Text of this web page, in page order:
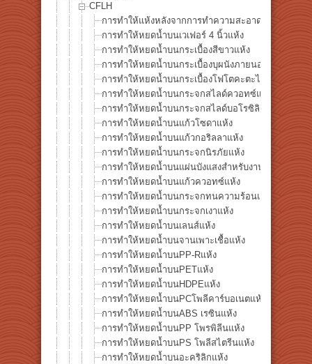
CFLH
การทำให้แห้งหลังจากการทำความสะอาดเวเฟอร์ซิลิค
การทำให้หยดน้ำบนเวเฟอร์ 4 นิ้วแห้ง
การทำให้หยดน้ำบนกระเบื้องสีขาวแห้ง
การทำให้หยดน้ำบนกระเบื้องบุผนังภายนอกแห้ง
การทำให้หยดน้ำบนกระเบื้องโฟโตคะตะไลติกแห้ง
การทำให้หยดน้ำบนกระจกสไลด์ควอทซ์แห้ง
การทำให้หยดน้ำบนกระจกสไลด์บอโรซิลิเกตแห้ง
การทำให้หยดน้ำบนแก้วโซดาแห้ง
การทำให้หยดน้ำบนแก้วกอริลลาแห้ง
การทำให้หยดน้ำบนกระจกนิรภัยแห้ง
การทำให้หยดน้ำบนแผ่นบังแสงสำหรับงานเชื่อมแห้ง
การทำให้หยดน้ำบนแก้วควอทซ์แห้ง
การทำให้หยดน้ำบนกระจกทนความร้อนแห้ง
การทำให้หยดน้ำบนกระจกเงาแห้ง
การทำให้หยดน้ำบนเลนส์แห้ง
การทำให้หยดน้ำบนจานเพาะเชื้อแห้ง
การทำให้หยดน้ำบนPP-Rแห้ง
การทำให้หยดน้ำบนPETแห้ง
การทำให้หยดน้ำบนHDPEแห้ง
การทำให้หยดน้ำบนPCโพลีคาร์บอเนตแห้ง
การทำให้หยดน้ำบนABS เรซินแห้ง
การทำให้หยดน้ำบนPP โพรพิลีนแห้ง
การทำให้หยดน้ำบนPS โพลีสไตรีนแห้ง
การทำให้หยดน้ำบนอะคริลิกแห้ง